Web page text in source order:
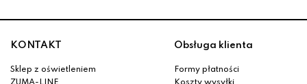
KONTAKT
Sklep z oświetleniem
Obsługa klienta
Formy płatności